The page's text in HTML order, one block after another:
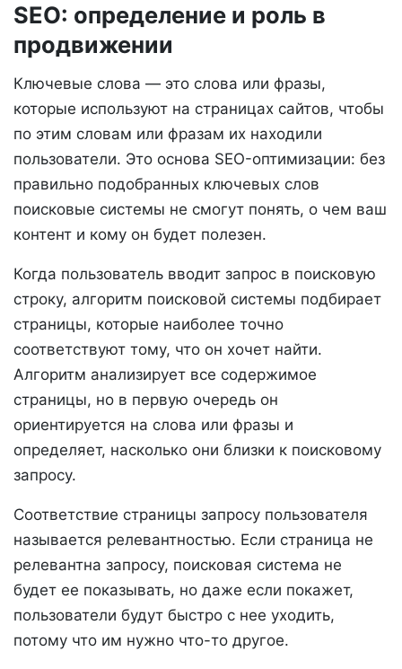
SEO: определение и роль в
продвижении
Ключевые слова — это слова или фразы,
которые используют на страницах сайтов, чтобы
по этим словам или фразам их находили
пользователи. Это основа SEO-оптимизации: без
правильно подобранных ключевых слов
поисковые системы не смогут понять, о чем ваш
контент и кому он будет полезен.
Когда пользователь вводит запрос в поисковую
строку, алгоритм поисковой системы подбирает
страницы, которые наиболее точно
соответствуют тому, что он хочет найти.
Алгоритм анализирует все содержимое
страницы, но в первую очередь он
ориентируется на слова или фразы и
определяет, насколько они близки к поисковому
запросу.
Соответствие страницы запросу пользователя
называется релевантностью. Если страница не
релевантна запросу, поисковая система не
будет ее показывать, но даже если покажет,
пользователи будут быстро с нее уходить,
потому что им нужно что-то другое.